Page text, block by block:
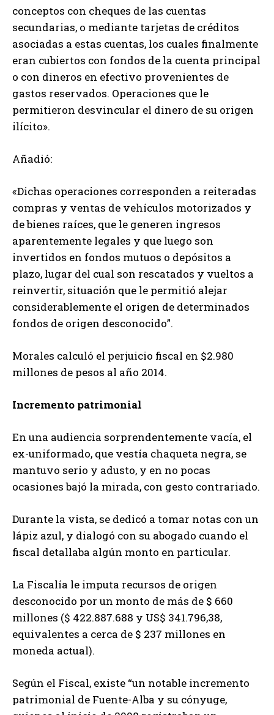
conceptos con cheques de las cuentas
secundarias, o mediante tarjetas de créditos
asociadas a estas cuentas, los cuales finalmente
eran cubiertos con fondos de la cuenta principal
o con dineros en efectivo provenientes de
gastos reservados. Operaciones que le
permitieron desvincular el dinero de su origen
ilícito».
Añadió:
«Dichas operaciones corresponden a reiteradas
compras y ventas de vehículos motorizados y
de bienes raíces, que le generen ingresos
aparentemente legales y que luego son
invertidos en fondos mutuos o depósitos a
plazo, lugar del cual son rescatados y vueltos a
reinvertir, situación que le permitió alejar
considerablemente el origen de determinados
fondos de origen desconocido”.
Morales calculó el perjuicio fiscal en $2.980
millones de pesos al año 2014.
Incremento patrimonial
En una audiencia sorprendentemente vacía, el
ex-uniformado, que vestía chaqueta negra, se
mantuvo serio y adusto, y en no pocas
ocasiones bajó la mirada, con gesto contrariado.
Durante la vista, se dedicó a tomar notas con un
lápiz azul, y dialogó con su abogado cuando el
fiscal detallaba algún monto en particular.
La Fiscalía le imputa recursos de origen
desconocido por un monto de más de $ 660
millones ($ 422.887.688 y US$ 341.796,38,
equivalentes a cerca de $ 237 millones en
moneda actual).
Según el Fiscal, existe “un notable incremento
patrimonial de Fuente-Alba y su cónyuge,